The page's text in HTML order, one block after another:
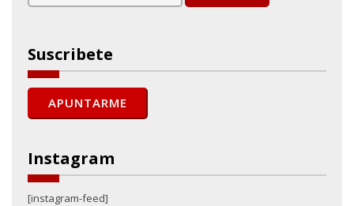
Suscribete
Instagram
[instagram-feed]